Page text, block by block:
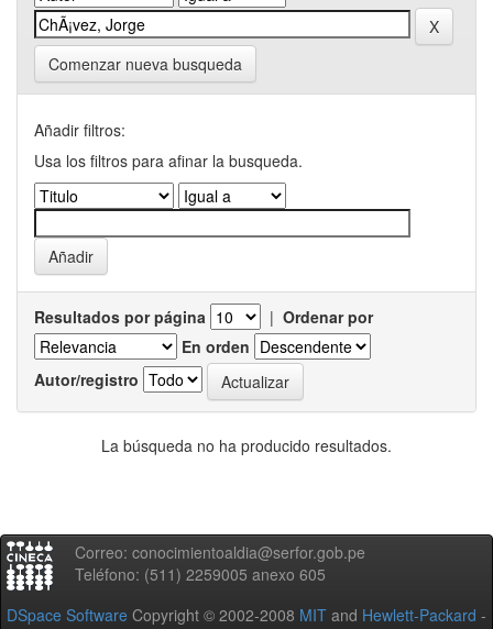
Comenzar nueva busqueda
Añadir filtros:
Usa los filtros para afinar la busqueda.
Resultados por página | Ordenar por
En orden
Autor/registro
La búsqueda no ha producido resultados.
Correo: conocimientoaldia@serfor.gob.pe
Teléfono: (511) 2259005 anexo 605
DSpace Software Copyright © 2002-2008 MIT and Hewlett-Packard -